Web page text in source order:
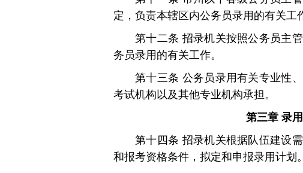
定，负责本辖区内公务员录用的有关工
第十二条 招录机关按照公务员主
务员录用的有关工作。
第十三条 公务员录用有关专业性
考试机构以及其他专业机构承担。
第三章 录
第十四条 招录机关根据队伍建设
和报考资格条件，拟定和申报录用计划。